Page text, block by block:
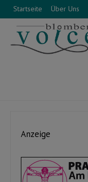
Startseite Über Uns
Anzeige